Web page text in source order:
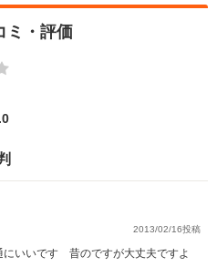
-
ミ・評価
2013/02/16投稿
にいいです 昔のですが大丈夫ですよ